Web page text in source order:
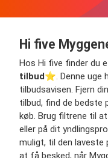
Hi five
Hos Hi five finder du
tilbud⭐️. Denne uge
tilbudsavisen. Fjern
tilbud, find de bedste
køb. Brug filtrene til
eller på dit
muligt, til den laveste
at få besked, når